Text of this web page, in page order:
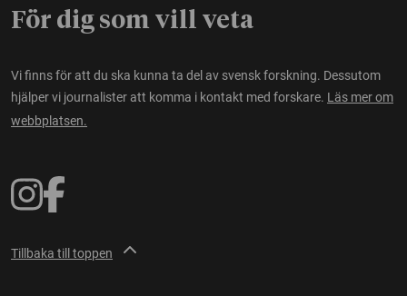
För dig som vill veta
Vi finns för att du ska kunna ta del av svensk forskning. Dessutom
hjälper vi journalister att komma i kontakt med forskare. Läs mer om
webbplatsen.
Tillbaka till toppen